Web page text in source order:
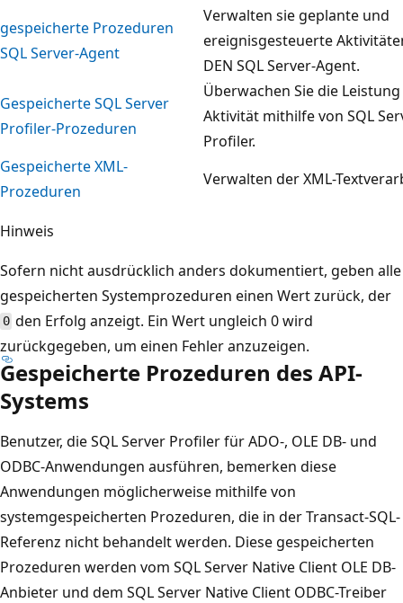
gespeicherte Prozeduren
SQL Server-Agent
Verwalten sie geplante und
ereignisgesteuerte
DEN SQL Server-Agent.
Gespeicherte SQL Server
Profiler-Prozeduren
Überwachen Sie die
Aktivität mithilfe von SQL
Profiler.
Gespeicherte XML-
Prozeduren
Verwalten der XML-
Hinweis
Sofern nicht ausdrücklich anders dokumentiert, geben alle
gespeicherten Systemprozeduren einen Wert zurück, der
0 den Erfolg anzeigt. Ein Wert ungleich 0 wird
zurückgegeben, um einen Fehler anzuzeigen.
Gespeicherte Prozeduren des API-
Systems
Benutzer, die SQL Server Profiler für ADO-, OLE DB- und
ODBC-Anwendungen ausführen, bemerken diese
Anwendungen möglicherweise mithilfe von
systemgespeicherten Prozeduren, die in der Transact-SQL-
Referenz nicht behandelt werden. Diese gespeicherten
Prozeduren werden vom SQL Server Native Client OLE DB-
Anbieter und dem SQL Server Native Client ODBC-Treiber